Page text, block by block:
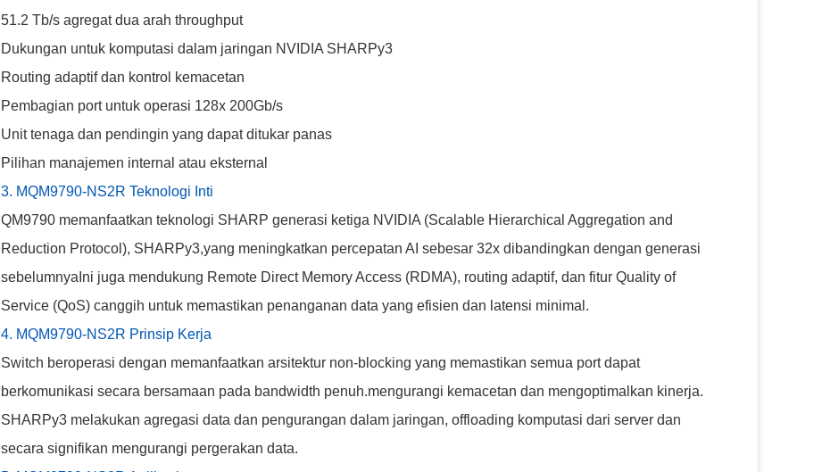
51.2 Tb/s agregat dua arah throughput
Dukungan untuk komputasi dalam jaringan NVIDIA SHARPy3
Routing adaptif dan kontrol kemacetan
Pembagian port untuk operasi 128x 200Gb/s
Unit tenaga dan pendingin yang dapat ditukar panas
Pilihan manajemen internal atau eksternal
3. MQM9790-NS2R Teknologi Inti
QM9790 memanfaatkan teknologi SHARP generasi ketiga NVIDIA (Scalable Hierarchical Aggregation and
Reduction Protocol), SHARPy3,yang meningkatkan percepatan AI sebesar 32x dibandingkan dengan generasi
sebelumnyaIni juga mendukung Remote Direct Memory Access (RDMA), routing adaptif, dan fitur Quality of
Service (QoS) canggih untuk memastikan penanganan data yang efisien dan latensi minimal.
4. MQM9790-NS2R Prinsip Kerja
Switch beroperasi dengan memanfaatkan arsitektur non-blocking yang memastikan semua port dapat
berkomunikasi secara bersamaan pada bandwidth penuh.mengurangi kemacetan dan mengoptimalkan kinerja.
SHARPy3 melakukan agregasi data dan pengurangan dalam jaringan, offloading komputasi dari server dan
secara signifikan mengurangi pergerakan data.